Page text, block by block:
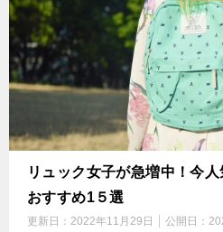
リュック女子が急増中！今
おすすめ1５選
更新日： 2022年11月29日 公開日：